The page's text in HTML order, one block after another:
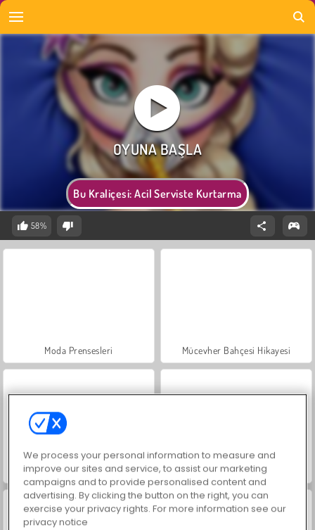
Bu Kraliçesi: Acil Serviste Kurtarma
58%
Moda Prensesleri Mücevher Bahçesi Hikayesi
Farm Merge Valley Masha and the Bear: Meadows
We process your personal information to measure and
improve our sites and service, to assist our marketing
campaigns and to provide personalised content and
advertising. By clicking the button on the right, you can
exercise your privacy rights. For more information see our
privacy notice